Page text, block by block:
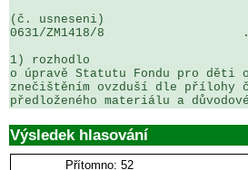
(č. usneseni)
0631/ZM1418/8
1) rozhodlo
o úpravě Statutu Fondu pro děti
znečištěním ovzduší dle přílohy
předloženého materiálu a
Výsledek hlasování
Přítomno: 52